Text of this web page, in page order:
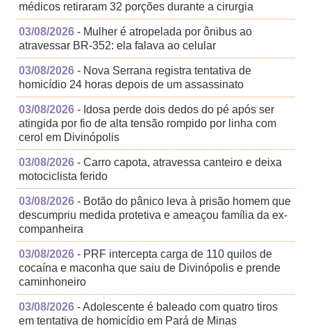
médicos retiraram 32 porções durante a cirurgia
03/08/2026 - Mulher é atropelada por ônibus ao
atravessar BR-352: ela falava ao celular
03/08/2026 - Nova Serrana registra tentativa de
homicídio 24 horas depois de um assassinato
03/08/2026 - Idosa perde dois dedos do pé após ser
atingida por fio de alta tensão rompido por linha com
cerol em Divinópolis
03/08/2026 - Carro capota, atravessa canteiro e deixa
motociclista ferido
03/08/2026 - Botão do pânico leva à prisão homem que
descumpriu medida protetiva e ameaçou família da ex-
companheira
03/08/2026 - PRF intercepta carga de 110 quilos de
cocaína e maconha que saiu de Divinópolis e prende
caminhoneiro
03/08/2026 - Adolescente é baleado com quatro tiros
em tentativa de homicídio em Pará de Minas